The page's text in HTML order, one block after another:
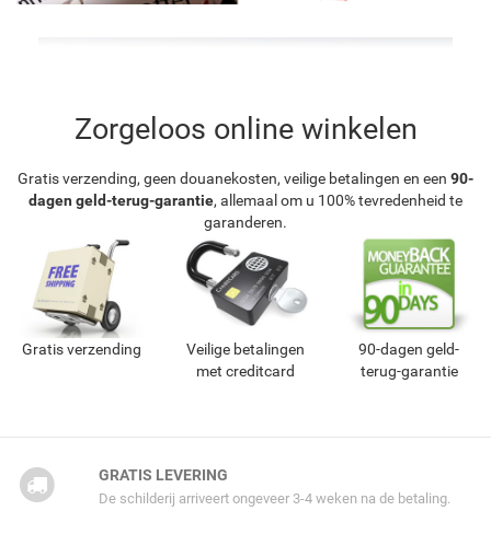
Zorgeloos online winkelen
Gratis verzending, geen douanekosten, veilige betalingen en een 90-
dagen geld-terug-garantie, allemaal om u 100% tevredenheid te
garanderen.
Gratis verzending
Veilige betalingen
met creditcard
90-dagen geld-
terug-garantie
GRATIS LEVERING
De schilderij arriveert ongeveer 3-4 weken na de betaling.